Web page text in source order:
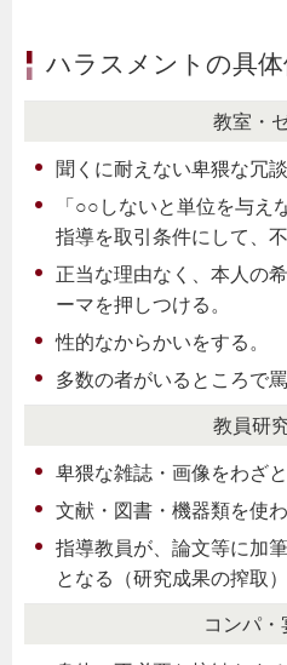
ハラスメントの具体
教室・
聞くに耐えない卑猥な冗談
「○○しないと単位を与え
指導を取引条件にして、
正当な理由なく、本人の
ーマを押しつける。
性的なからかいをする。
多数の者がいるところで罵
教員研
卑猥な雑誌・画像をわざと
文献・図書・機器類を使わ
指導教員が、論文等に加
となる（研究成果の搾取）
コンパ・